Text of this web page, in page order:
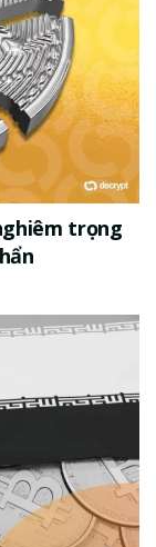
trọng